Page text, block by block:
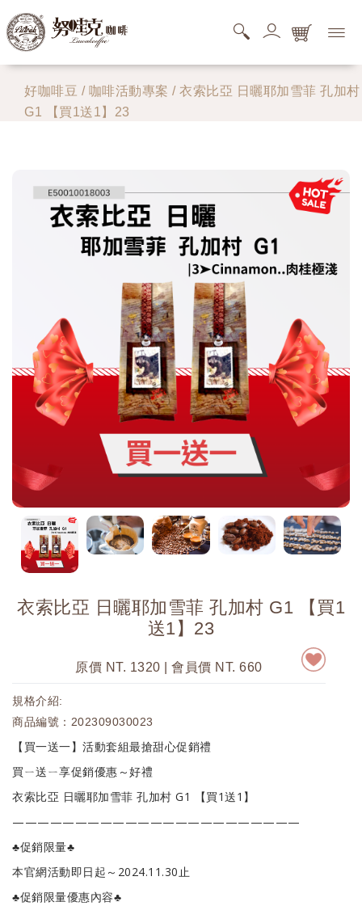
好咖啡豆 / 咖啡活動專案 / 衣索比亞 日曬耶加雪菲 孔加村
G1 【買1送1】23
衣索比亞 日曬耶加雪菲 孔加村 G1 【買1
送1】23
原價 NT. 1320 | 會員價 NT. 660
規格介紹:
商品編號：202309030023
【買一送一】活動套組最搶甜心促銷禮
買ㄧ送ㄧ享促銷優惠～好禮
衣索比亞 日曬耶加雪菲 孔加村 G1 【買1送1】
———————————————————————
♣️促銷限量♣️
本官網活動即日起～2024.11.30止
♣️促銷限量優惠內容♣️
您的搜尋清單還是空的。
購物商品清單